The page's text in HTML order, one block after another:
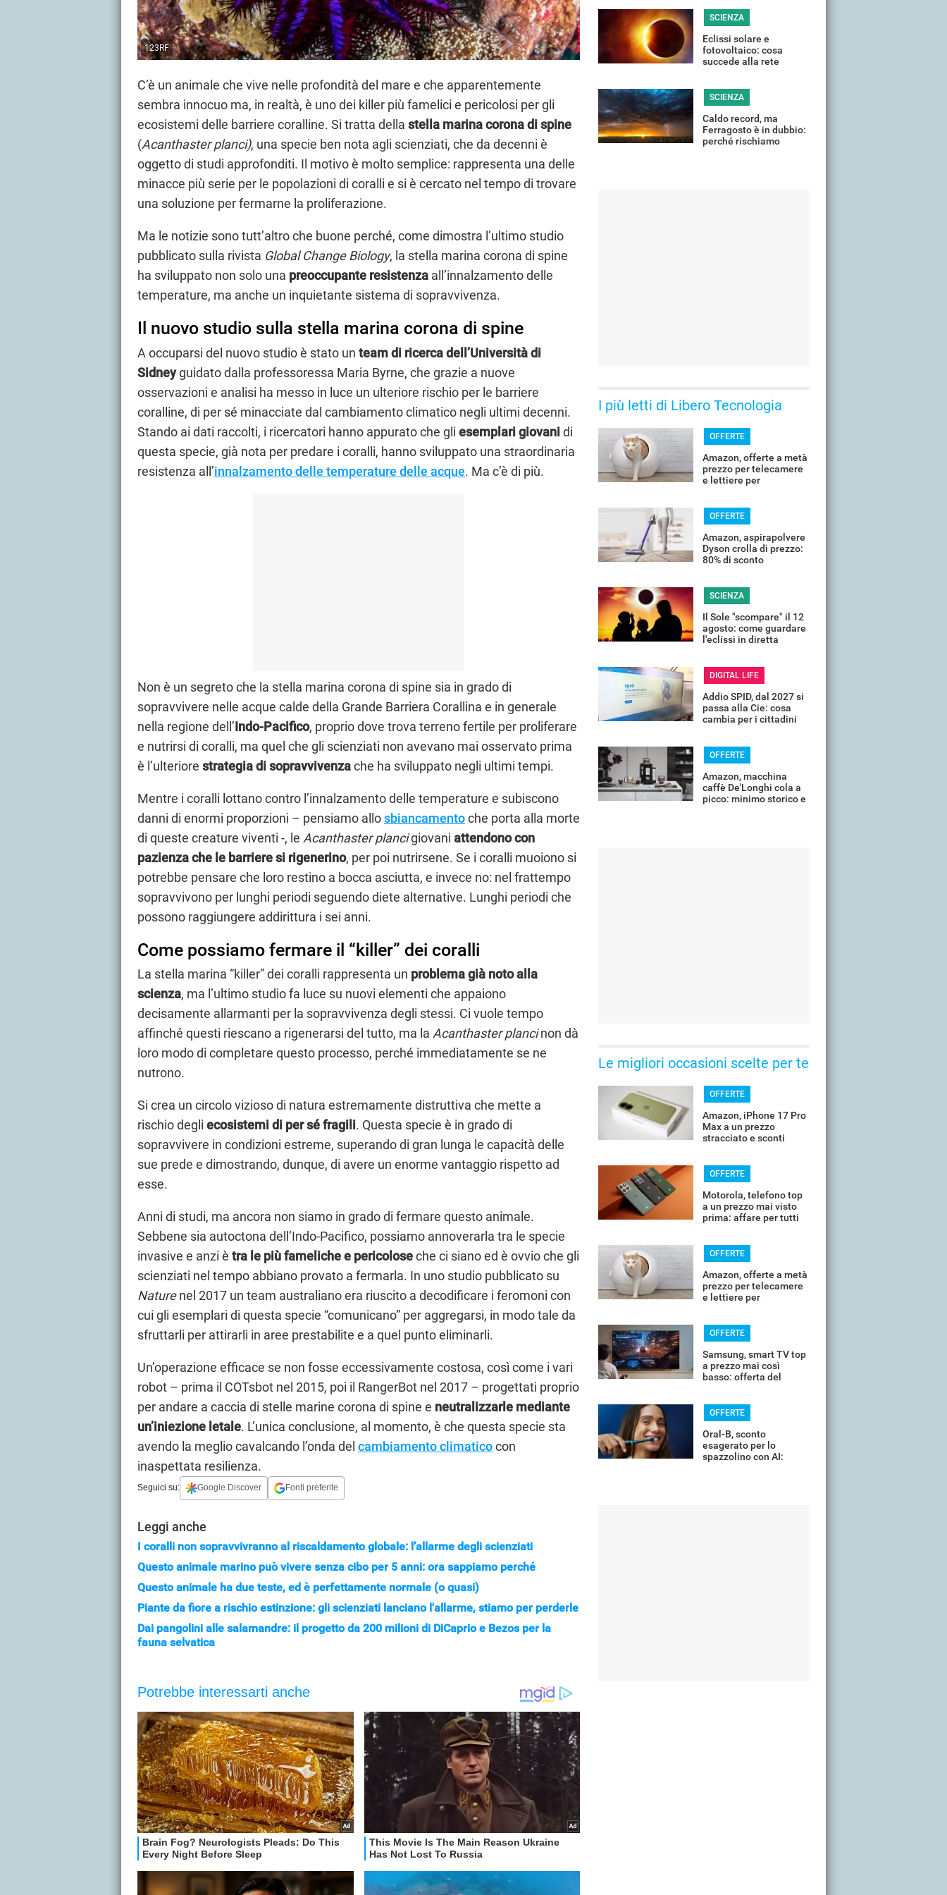
123RF
C’è un animale che vive nelle profondità del mare e che apparentemente
sembra innocuo ma, in realtà, è uno dei killer più famelici e pericolosi per gli
ecosistemi delle barriere coralline. Si tratta della stella marina corona di spine
(Acanthaster planci), una specie ben nota agli scienziati, che da decenni è
oggetto di studi approfonditi. Il motivo è molto semplice: rappresenta una delle
minacce più serie per le popolazioni di coralli e si è cercato nel tempo di trovare
una soluzione per fermarne la proliferazione.
Ma le notizie sono tutt’altro che buone perché, come dimostra l’ultimo studio
pubblicato sulla rivista Global Change Biology, la stella marina corona di spine
ha sviluppato non solo una preoccupante resistenza all’innalzamento delle
temperature, ma anche un inquietante sistema di sopravvivenza.
Il nuovo studio sulla stella marina corona di spine
A occuparsi del nuovo studio è stato un team di ricerca dell’Università di
Sidneyguidato dalla professoressa Maria Byrne, che grazie a nuove
osservazioni e analisi ha messo in luce un ulteriore rischio per le barriere
coralline, di per sé minacciate dal cambiamento climatico negli ultimi decenni.
Stando ai dati raccolti, i ricercatori hanno appurato che gli esemplari giovanidi
questa specie, già nota per predare i coralli, hanno sviluppato una straordinaria
resistenza all’innalzamento delle temperature delle acque. Ma c’è di più.
Non è un segreto che la stella marina corona di spine sia in grado di
sopravvivere nelle acque calde della Grande Barriera Corallina e in generale
nella regione dell’Indo-Pacifico, proprio dove trova terreno fertile per proliferare
e nutrirsi di coralli, ma quel che gli scienziati non avevano mai osservato prima
è l’ulteriore strategia di sopravvivenzache ha sviluppato negli ultimi tempi.
Mentre i coralli lottano contro l’innalzamento delle temperature e subiscono
danni di enormi proporzioni – pensiamo allosbiancamentoche porta alla morte
di queste creature viventi -, le Acanthaster plancigiovani attendono con
pazienza che le barriere si rigenerino, per poi nutrirsene. Se i coralli muoiono si
potrebbe pensare che loro restino a bocca asciutta, e invece no: nel frattempo
sopravvivono per lunghi periodi seguendo diete alternative. Lunghi periodi che
possono raggiungere addirittura i sei anni.
Come possiamo fermare il “killer” dei coralli
La stella marina “killer” dei coralli rappresenta un problema già noto alla
scienza, ma l’ultimo studio fa luce su nuovi elementi che appaiono
decisamente allarmanti per la sopravvivenza degli stessi. Ci vuole tempo
affinché questi riescano a rigenerarsi del tutto, ma la Acanthaster plancinon dà
loro modo di completare questo processo, perché immediatamente se ne
nutrono.
Si crea un circolo vizioso di natura estremamente distruttiva che mette a
rischio degli ecosistemi di per sé fragili. Questa specie è in grado di
sopravvivere in condizioni estreme, superando di gran lunga le capacità delle
sue prede e dimostrando, dunque, di avere un enorme vantaggio rispetto ad
esse.
Anni di studi, ma ancora non siamo in grado di fermare questo animale.
Sebbene sia autoctona dell’Indo-Pacifico, possiamo annoverarla tra le specie
invasive e anzi è tra le più fameliche e pericoloseche ci siano ed è ovvio che gli
scienziati nel tempo abbiano provato a fermarla. In uno studio pubblicato su
Naturenel 2017 un team australiano era riuscito a decodificare i feromoni con
cui gli esemplari di questa specie “comunicano” per aggregarsi, in modo tale da
sfruttarli per attirarli in aree prestabilite e a quel punto eliminarli.
Un’operazione efficace se non fosse eccessivamente costosa, così come i vari
robot – prima il COTsbot nel 2015, poi il RangerBot nel 2017 – progettati proprio
per andare a caccia di stelle marine corona di spine e neutralizzarle mediante
un’iniezione letale. L’unica conclusione, al momento, è che questa specie sta
avendo la meglio cavalcando l’onda del cambiamento climaticocon
inaspettata resilienza.
Seguici su: Google Discover Fonti preferite
Leggi anche
I coralli non sopravvivranno al riscaldamento globale: l’allarme degli scienziati
Questo animale marino può vivere senza cibo per 5 anni: ora sappiamo perché
Questo animale ha due teste, ed è perfettamente normale (o quasi)
Piante da fiore a rischio estinzione: gli scienziati lanciano l'allarme, stiamo per perderle
Dai pangolini alle salamandre: il progetto da 200 milioni di DiCaprio e Bezos per la
fauna selvatica
SCIENZA
Eclissi solare e
fotovoltaico: cosa
succede alla rete
SCIENZA
Caldo record, ma
Ferragosto è in dubbio:
perché rischiamo
I più letti di Libero Tecnologia
OFFERTE
Amazon, offerte a metà
prezzo per telecamere
e lettiere per
OFFERTE
Amazon, aspirapolvere
Dyson crolla di prezzo:
80% di sconto
SCIENZA
Il Sole "scompare" il 12
agosto: come guardare
l'eclissi in diretta
DIGITAL LIFE
Addio SPID, dal 2027 si
passa alla Cie: cosa
cambia per i cittadini
OFFERTE
Amazon, macchina
caffè De'Longhi cola a
picco: minimo storico e
Le migliori occasioni scelte per te
OFFERTE
Amazon, iPhone 17 Pro
Max a un prezzo
stracciato e sconti
OFFERTE
Motorola, telefono top
a un prezzo mai visto
prima: affare per tutti
OFFERTE
Amazon, offerte a metà
prezzo per telecamere
e lettiere per
OFFERTE
Samsung, smart TV top
a prezzo mai così
basso: offerta del
OFFERTE
Oral-B, sconto
esagerato per lo
spazzolino con AI: